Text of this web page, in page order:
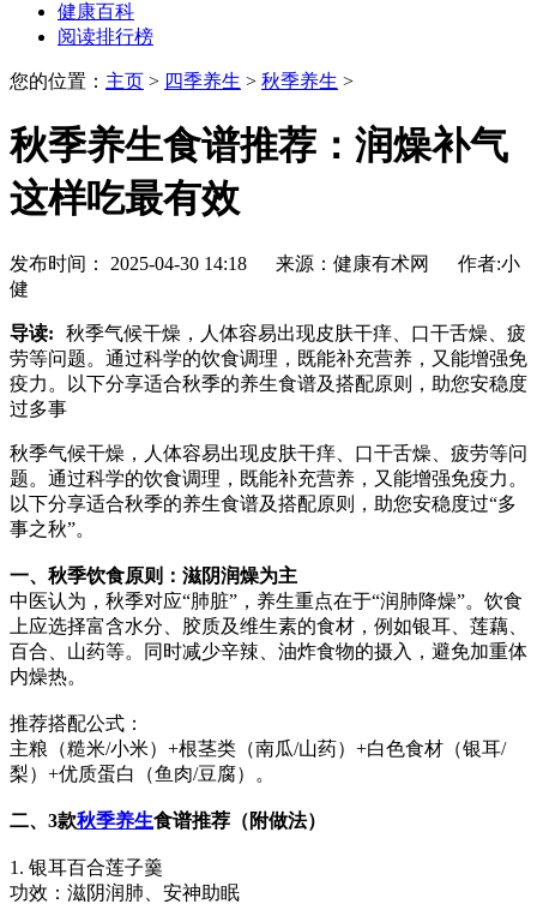
健康百科
阅读排行榜
您的位置： 主页 > 四季养生 > 秋季养生 >
秋季养生食谱推荐：润燥补气
这样吃最有效
发布时间： 2025-04-30 14:18 来源：健康有术网 作者:小
健
导读:
秋季气候干燥，人体容易出现皮肤干痒、口干舌燥、疲
劳等问题。通过科学的饮食调理，既能补充营养，又能增强免
疫力。以下分享适合秋季的养生食谱及搭配原则，助您安稳度
过多事
秋季气候干燥，人体容易出现皮肤干痒、口干舌燥、疲劳等问
题。通过科学的饮食调理，既能补充营养，又能增强免疫力。
以下分享适合秋季的养生食谱及搭配原则，助您安稳度过“多
事之秋”。
一、秋季饮食原则：滋阴润燥为主
中医认为，秋季对应“肺脏”，养生重点在于“润肺降燥”。饮食
上应选择富含水分、胶质及维生素的食材，例如银耳、莲藕、
百合、山药等。同时减少辛辣、油炸食物的摄入，避免加重体
内燥热。
推荐搭配公式：
主粮（糙米/小米）+根茎类（南瓜/山药）+白色食材（银耳/
梨）+优质蛋白（鱼肉/豆腐）。
二、3款秋季养生食谱推荐（附做法）
1. 银耳百合莲子羹
功效：滋阴润肺、安神助眠